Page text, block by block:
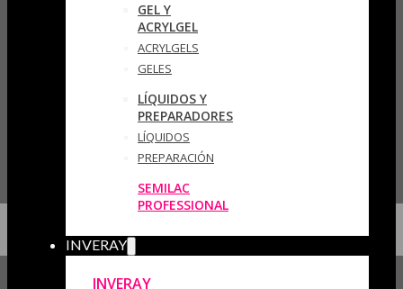
GEL Y
ACRYLGEL
ACRYLGELS
GELES
LÍQUIDOS Y
PREPARADORES
LÍQUIDOS
PREPARACIÓN
SEMILAC
PROFESSIONAL
INVERAY
INVERAY